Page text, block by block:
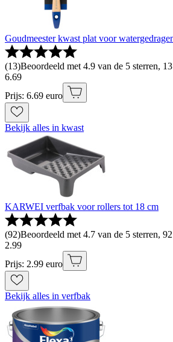
Goudmeester kwast plat voor
(13)Beoordeeld met 4.9 van de 5 sterren,
6.69
Prijs: 6.69 euro
Bekijk alles in kwast
KARWEI verfbak voor rollers tot 18 cm
(92)Beoordeeld met 4.7 van de 5 sterren,
2.99
Prijs: 2.99 euro
Bekijk alles in verfbak